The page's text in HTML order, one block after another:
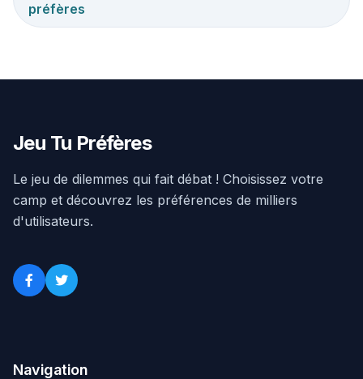
préfères
Jeu Tu Préfères
Le jeu de dilemmes qui fait débat ! Choisissez votre
camp et découvrez les préférences de milliers
d'utilisateurs.
Navigation